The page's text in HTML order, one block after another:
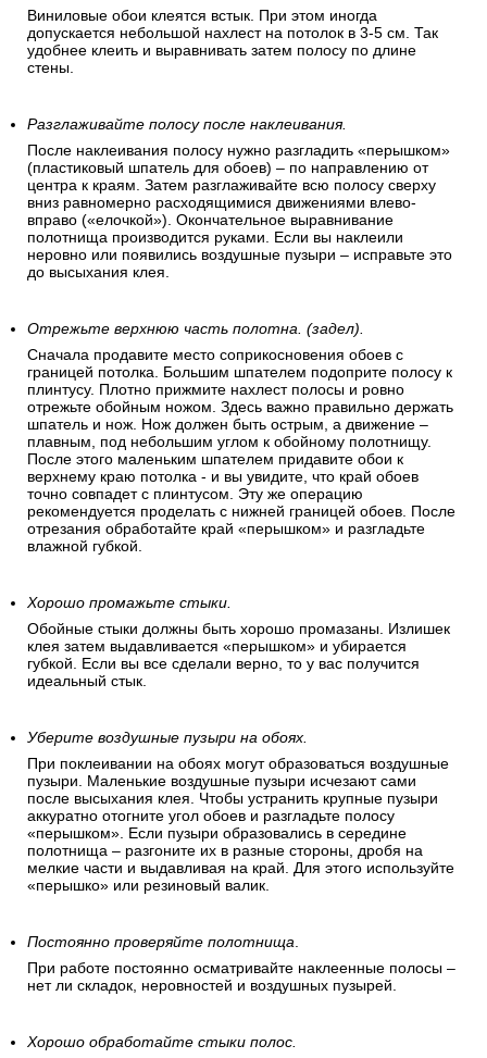
Виниловые обои клеятся встык. При этом иногда
допускается небольшой нахлест на потолок в 3-5 см. Так
удобнее клеить и выравнивать затем полосу по длине
стены.
Разглаживайте полосу после наклеивания.
После наклеивания полосу нужно разгладить «перышком»
(пластиковый шпатель для обоев) – по направлению от
центра к краям. Затем разглаживайте всю полосу сверху
вниз равномерно расходящимися движениями влево-
вправо («елочкой»). Окончательное выравнивание
полотнища производится руками. Если вы наклеили
неровно или появились воздушные пузыри – исправьте это
до высыхания клея.
Отрежьте верхнюю часть полотна. (задел).
Сначала продавите место соприкосновения обоев с
границей потолка. Большим шпателем подоприте полосу к
плинтусу. Плотно прижмите нахлест полосы и ровно
отрежьте обойным ножом. Здесь важно правильно держать
шпатель и нож. Нож должен быть острым, а движение –
плавным, под небольшим углом к обойному полотнищу.
После этого маленьким шпателем придавите обои к
верхнему краю потолка - и вы увидите, что край обоев
точно совпадет с плинтусом. Эту же операцию
рекомендуется проделать с нижней границей обоев. После
отрезания обработайте край «перышком» и разгладьте
влажной губкой.
Хорошо промажьте стыки.
Обойные стыки должны быть хорошо промазаны. Излишек
клея затем выдавливается «перышком» и убирается
губкой. Если вы все сделали верно, то у вас получится
идеальный стык.
Уберите воздушные пузыри на обоях.
При поклеивании на обоях могут образоваться воздушные
пузыри. Маленькие воздушные пузыри исчезают сами
после высыхания клея. Чтобы устранить крупные пузыри
аккуратно отогните угол обоев и разгладьте полосу
«перышком». Если пузыри образовались в середине
полотнища – разгоните их в разные стороны, дробя на
мелкие части и выдавливая на край. Для этого используйте
«перышко» или резиновый валик.
Постоянно проверяйте полотнища.
При работе постоянно осматривайте наклеенные полосы –
нет ли складок, неровностей и воздушных пузырей.
Хорошо обработайте стыки полос.